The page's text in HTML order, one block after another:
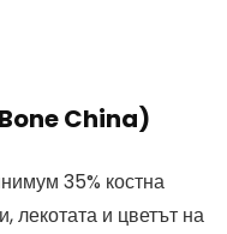
China)
35% костна
лекотата и цветът на